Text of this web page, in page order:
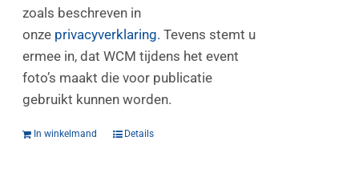
zoals beschreven in
onze privacyverklaring. Tevens stemt u
ermee in, dat WCM tijdens het event
foto’s maakt die voor publicatie
gebruikt kunnen worden.
In winkelmand Details